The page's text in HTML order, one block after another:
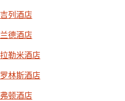
吉列酒店
兰德酒店
拉勒米酒店
罗林斯酒店
弗顿酒店